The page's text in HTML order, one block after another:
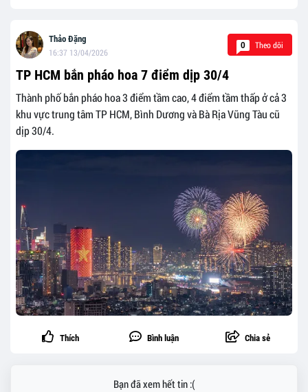
Thảo Đặng
16:37 13/04/2026
0 Theo dõi
TP HCM bắn pháo hoa 7 điểm dịp 30/4
Thành phố bắn pháo hoa 3 điểm tầm cao, 4 điểm tầm thấp ở cả 3
khu vực trung tâm TP HCM, Bình Dương và Bà Rịa Vũng Tàu cũ
dịp 30/4.
Thích Bình luận Chia sẻ
Bạn đã xem hết tin :(